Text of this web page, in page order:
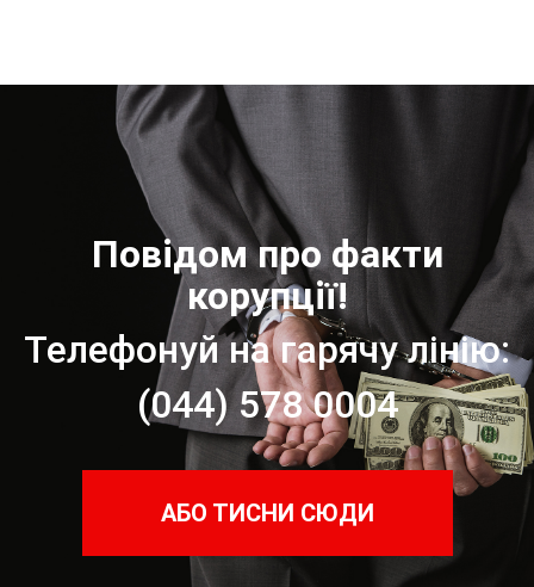
Повідом про факти
корупції!
Телефонуй на гарячу лінію:
(044) 578 0004
АБО ТИСНИ СЮДИ